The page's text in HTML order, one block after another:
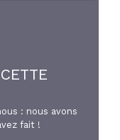
: nous avons
fait !